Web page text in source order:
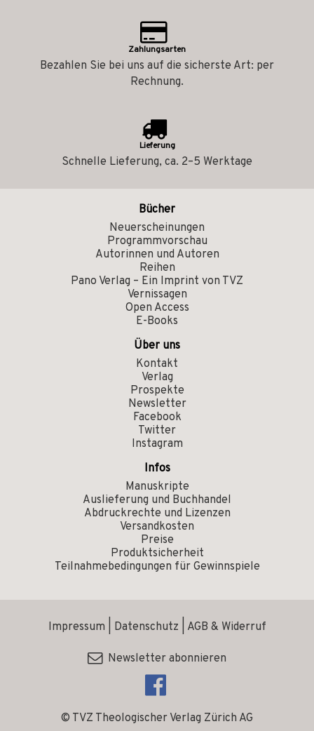
Zahlungsarten
Bezahlen Sie bei uns auf die sicherste Art: per
Rechnung.
Lieferung
Schnelle Lieferung, ca. 2–5 Werktage
Bücher
Neuerscheinungen
Programmvorschau
Autorinnen und Autoren
Reihen
Pano Verlag – Ein Imprint von TVZ
Vernissagen
Open Access
E-Books
Über uns
Kontakt
Verlag
Prospekte
Newsletter
Facebook
Twitter
Instagram
Infos
Manuskripte
Auslieferung und Buchhandel
Abdruckrechte und Lizenzen
Versandkosten
Preise
Produktsicherheit
Teilnahmebedingungen für Gewinnspiele
© TVZ Theologischer Verlag Zürich AG
Impressum Datenschutz AGB & Widerruf
Newsletter abonnieren